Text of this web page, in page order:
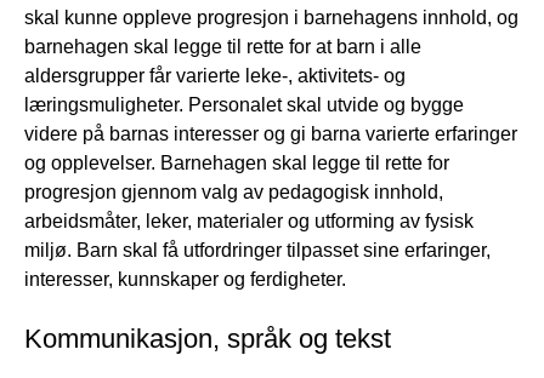
skal kunne oppleve progresjon i barnehagens innhold, og
barnehagen skal legge til rette for at barn i alle
aldersgrupper får varierte leke-, aktivitets- og
læringsmuligheter. Personalet skal utvide og bygge
videre på barnas interesser og gi barna varierte erfaringer
og opplevelser. Barnehagen skal legge til rette for
progresjon gjennom valg av pedagogisk innhold,
arbeidsmåter, leker, materialer og utforming av fysisk
miljø. Barn skal få utfordringer tilpasset sine erfaringer,
interesser, kunnskaper og ferdigheter.
Kommunikasjon, språk og tekst